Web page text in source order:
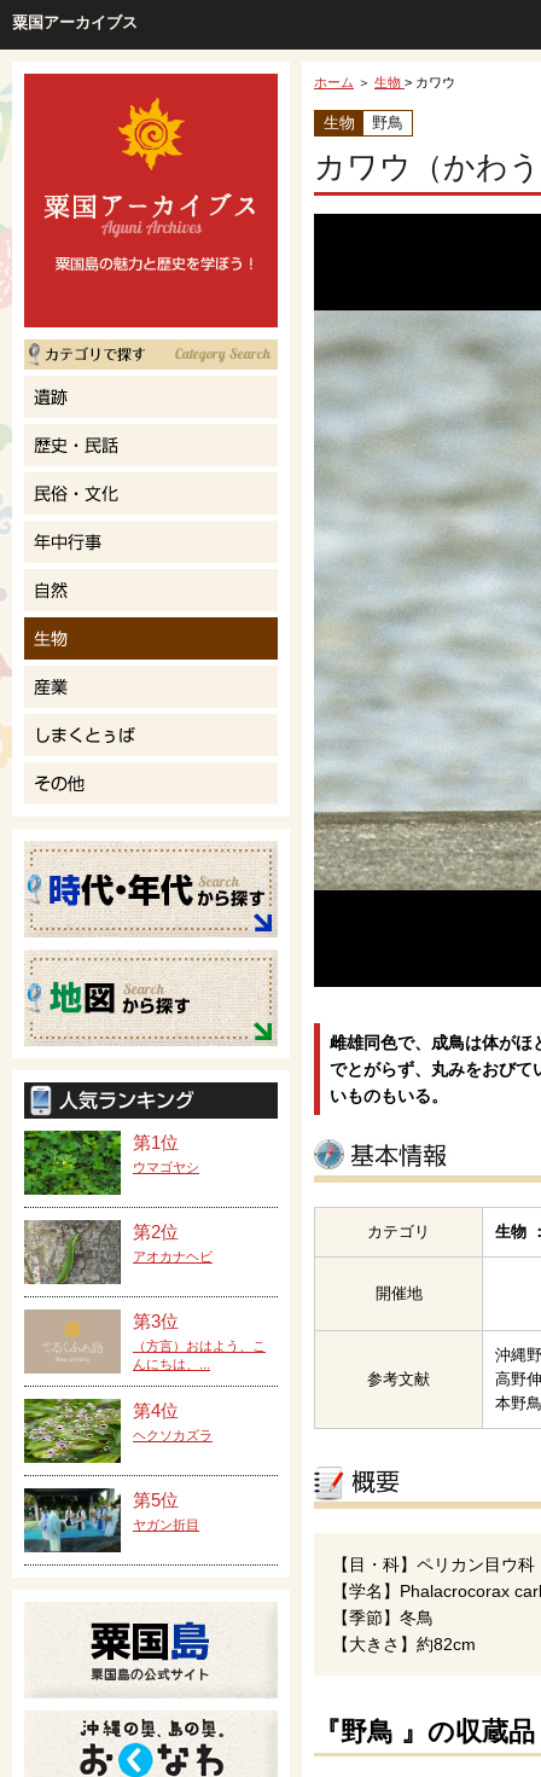
粟国アーカイブス
ホーム ＞ 生物 > カワウ
生物 野鳥
カワウ（かわ
雌雄同色で、成鳥は体がほ
でとがらず、丸みをおびて
いものもいる。
カテゴリ 生物
開催地
参考文献
沖縄
高野
本野
【目・科】ペリカン目ウ科
【学名】Phalacrocorax
【季節】冬鳥
【大きさ】約82cm
『野鳥 』の収蔵品
第1位
ウマゴヤシ
第2位
アオカナヘビ
第3位
（方言）おはよう、こ
んにちは、...
第4位
ヘクソカズラ
第5位
ヤガン折目